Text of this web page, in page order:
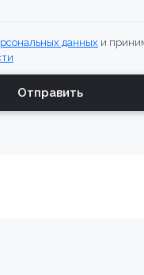
данных и
Отправить